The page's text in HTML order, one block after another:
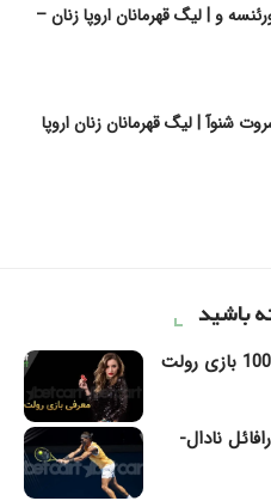
و | لیگ قهرمانان اروپا زنان –
باشید
نادال-